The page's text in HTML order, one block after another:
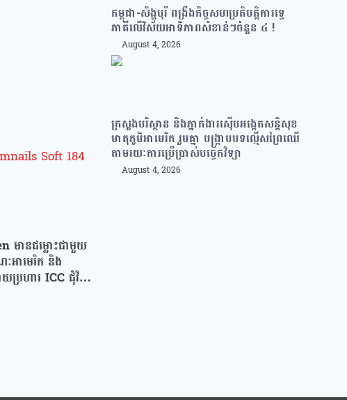
មានជម្លោះជាមួយ
ៈអាមេរិក និង
យប្រហារ ICC ជុំវិញ
កម្ពុជា-សិង្ហបុរី ពង្រឹងកិច្ចសហប្រតិបត្តិការទ្វេ
ភាគីលើវិស័យអាទិភាពសំខាន់ៗចំនួន ៤ !
August 4, 2026
ក្រសួងបរិស្ថាន និងភ្នាក់ងារស៊ើបអង្កេតសន្តិសុខ
មាតុភូមិអាមេរិក រួមគ្នា បង្រ្កាបបទល្មើសព្រៃឈើ
តាមរយៈការប្រើប្រាស់បច្ចេកវិទ្យា
August 4, 2026